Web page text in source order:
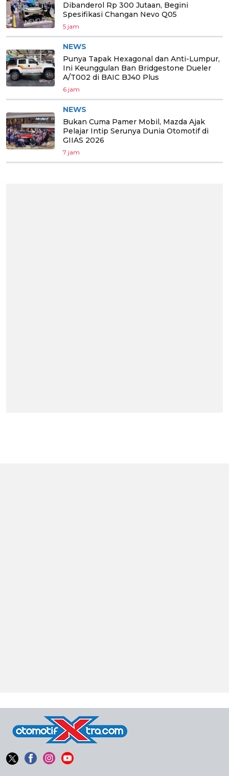
Dibanderol Rp 300 Jutaan, Begini
Spesifikasi Changan Nevo Q05
5 jam
NEWS
Punya Tapak Hexagonal dan Anti-Lumpur,
Ini Keunggulan Ban Bridgestone Dueler
A/T002 di BAIC BJ40 Plus
6 jam
NEWS
Bukan Cuma Pamer Mobil, Mazda Ajak
Pelajar Intip Serunya Dunia Otomotif di
GIIAS 2026
7 jam